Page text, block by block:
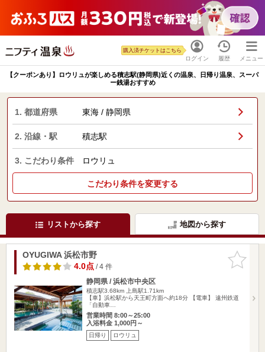
ログイン
購入済チケットはこちら
履歴 メニュー
【クーポンあり】ロウリュが楽しめる積志駅(静岡県)近くの温泉、日帰り温泉、スーパ
ー銭湯おすすめ
1. 都道府県 東海 / 静岡県
2. 沿線・駅 積志駅
3. こだわり条件 ロウリュ
こだわり条件を変更する
リストから探す 地図から探す
お気に入
りに追加
OYUGIWA 浜松市野
4.0点/ 4 件
静岡県 / 浜松市中央区
積志駅3.68km
上島駅1.71km
【車】浜松駅から天王町方面へ約18分 【電車】 遠州鉄道
「自動車…
営業時間 8:00～25:00
入浴料金 1,000円～
日帰り ロウリュ